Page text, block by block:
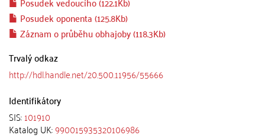
Posudek oponenta (125.8Kb)
Záznam o průběhu obhajoby (118.3Kb)
Trvalý odkaz
http://hdl.handle.net/20.500.11956/55666
Identifikátory
SIS:101910
Katalog UK:990015935320106986